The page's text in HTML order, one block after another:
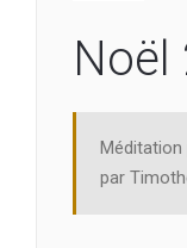
Noël
Méditation
par